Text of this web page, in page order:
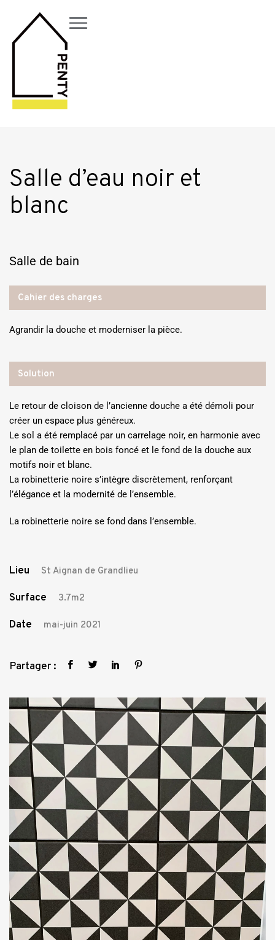
Salle d’eau noir et
blanc
Salle de bain
Cahier des charges
Agrandir la douche et moderniser la pièce.
Solution
Le retour de cloison de l’ancienne douche a été démoli pour
créer un espace plus généreux.
Le sol a été remplacé par un carrelage noir, en harmonie avec
le plan de toilette en bois foncé et le fond de la douche aux
motifs noir et blanc.
La robinetterie noire s’intègre discrètement, renforçant
l’élégance et la modernité de l’ensemble.
La robinetterie noire se fond dans l’ensemble.
Lieu St Aignan de Grandlieu
Surface 3.7m2
Date mai-juin 2021
Partager :